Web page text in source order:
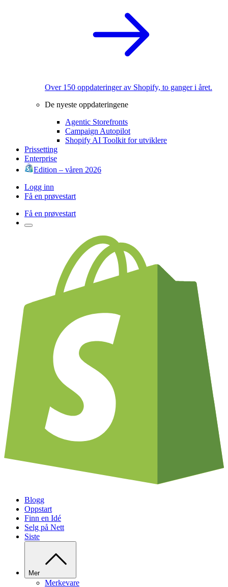
Over 150 oppdateringer av Shopify, to ganger i året.
De nyeste oppdateringene
Agentic Storefronts
Campaign Autopilot
Shopify AI Toolkit for utviklere
Prissetting
Enterprise
Edition – våren 2026
Logg inn
Få en prøvestart
Få en prøvestart
Blogg
Oppstart
Finn en Idé
Selg på Nett
Siste
Mer
Merkevare